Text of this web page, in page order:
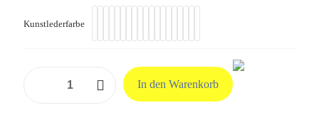
Kunstlederfarbe
In den Warenkorb